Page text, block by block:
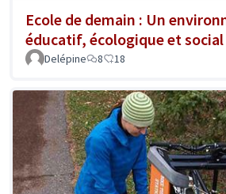
Ecole de demain : Un
éducatif, écologique et social
Delépine 8 18